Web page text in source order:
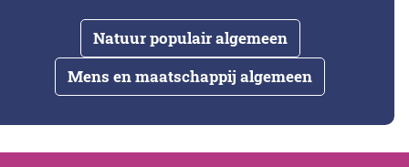
Natuur populair algemeen
Mens en maatschappij algemeen